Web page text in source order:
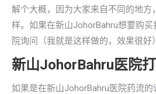
解个大概，因为大家来自不同的地
样。如果在新山JohorBahru想要购
院询问（我就是这样做的，效果很好
新山JohorBahru医院
如果是在新山JohorBahru医院药流